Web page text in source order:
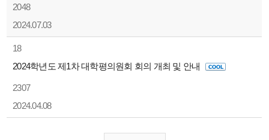
2048
2024.07.03
18
2024학년도 제1차 대학평의원회 회의 개최 및 안내
2307
2024.04.08